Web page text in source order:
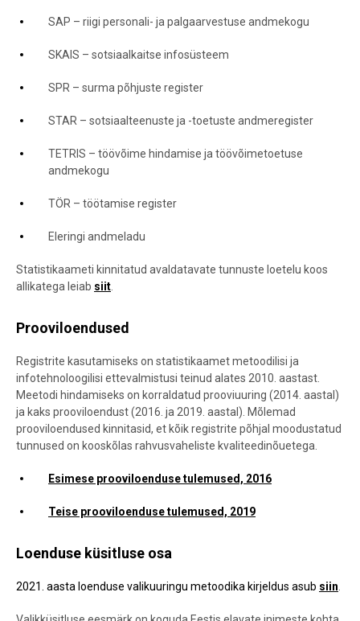
SAP – riigi personali- ja palgaarvestuse andmekogu
SKAIS – sotsiaalkaitse infosüsteem
SPR – surma põhjuste register
STAR – sotsiaalteenuste ja -toetuste andmeregister
TETRIS – töövõime hindamise ja töövõimetoetuse
andmekogu
TÖR – töötamise register
Eleringi andmeladu
Statistikaameti kinnitatud avaldatavate tunnuste loetelu koos
allikatega leiab siit
Prooviloendused
Registrite kasutamiseks on statistikaamet metoodilisi ja
infotehnoloogilisi ettevalmistusi teinud alates 2010. aastast.
Meetodi hindamiseks on korraldatud prooviuuring (2014. aastal)
ja kaks prooviloendust (2016. ja 2019. aastal). Mõlemad
prooviloendused kinnitasid, et kõik registrite põhjal moodustatud
tunnused on kooskõlas rahvusvaheliste kvaliteedinõuetega.
Esimese prooviloenduse tulemused, 2016
Teise prooviloenduse tulemused, 2019
Loenduse küsitluse osa
2021. aasta loenduse valikuuringu metoodika kirjeldus asub siin